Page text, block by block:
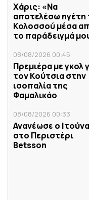
Χάρις: «Να
αποτελέσω ηγέτη
Κολοσσού μέσα
το παράδειγμά
08/08/2026 00:45
Πρεμιέρα με γκολ
τον Κούτσια στην
ισοπαλία της
Φαμαλικάο
08/08/2026 00:33
Ανανέωσε ο
στο Περιστέρι
Betsson